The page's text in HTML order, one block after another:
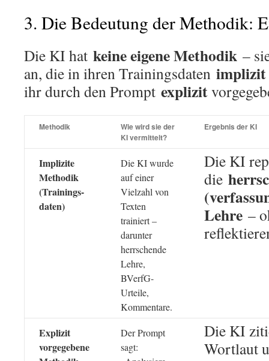
3. Die Bedeutung der Methodik:
Die KI hat keine eigene Methodik –
an, die in ihren Trainingsdaten implizit
ihr durch den Prompt explizit
Methodik
Wie wird sie der
KI vermittelt?
Ergebnis der KI
Implizite
Methodik
(Trainings-
daten)
Die KI wurde
auf einer
Vielzahl von
Texten
trainiert –
darunter
herrschende
Lehre,
BVerfG-
Urteile,
Kommentare.
Die KI
die
Lehre –
Explizit
vorgegebene
Der Prompt
sagt:
Die KI
Wortlaut